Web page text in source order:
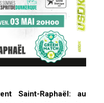
Saint-Raphaël: au